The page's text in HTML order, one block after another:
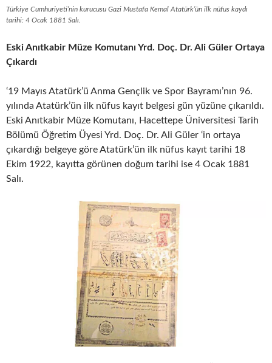
Türkiye Cumhuriyeti’nin kurucusu Gazi Mustafa Kemal Atatürk’ün ilk nüfus kaydı
tarihi: 4 Ocak 1881 Salı.
Eski Anıtkabir Müze Komutanı Yrd. Doç. Dr. Ali Güler Ortaya
Çıkardı
‘19 Mayıs Atatürk’ü Anma Gençlik ve Spor Bayramı’nın 96.
yılında Atatürk’ün ilk nüfus kayıt belgesi gün yüzüne çıkarıldı.
Eski Anıtkabir Müze Komutanı, Hacettepe Üniversitesi Tarih
Bölümü Öğretim Üyesi Yrd. Doç. Dr. Ali Güler ‘in ortaya
çıkardığı belgeye göre Atatürk’ün ilk nüfus kayıt tarihi 18
Ekim 1922, kayıtta görünen doğum tarihi ise 4 Ocak 1881
Salı.